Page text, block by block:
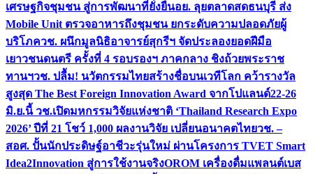
เศรษฐกิจชุมชน สู่การพัฒนาที่ยั่งยืนอย. ลุยตลาดสดธนบุรี ส่ง
Mobile Unit ตรวจอาหารถึงชุมชน ยกระดับความปลอดภัยผู้
บริโภควช. ผนึกมูลนิธิอาจารย์สุกรีฯ จัดประลองยอดฝีมือ
เยาวชนดนตรี ครั้งที่ 4 รอบรองฯ ภาคกลาง ชิงถ้วยพระราช
ทานฯวช. ปลื้ม! นวัตกรรมไทยสร้างชื่อบนเวทีโลก คว้ารางวัล
สูงสุด The Best Foreign Innovation Award จากโปแลนด์22-26
มิ.ย.นี้ วช.เปิดมหกรรมวิจัยแห่งชาติ ‘Thailand Research Expo
2026’ ปีที่ 21 โชว์ 1,000 ผลงานวิจัย เปลี่ยนอนาคตไทยวช. –
สอศ. ปั้นนักประดิษฐ์อาชีวะรุ่นใหม่ ผ่านโครงการ TVET Smart
Idea2Innovation สู่การใช้งานจริงOROM เครื่องดื่มแพลนต์เบส